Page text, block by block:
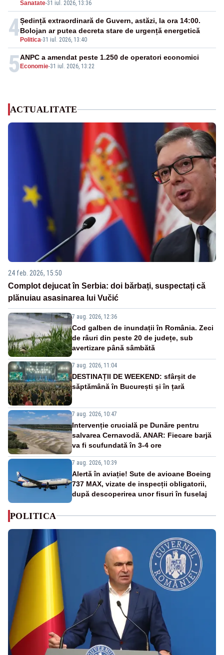
Sanatate-31 iul. 2026, 13:36
4 Politica-31 iul. 2026, 13:40
Ședință extraordinară de Guvern, astăzi, la ora 14:00.
Bolojan ar putea decreta stare de urgență energetică
5 Economie-31 iul. 2026, 13:22
ANPC a amendat peste 1.250 de operatori economici
ACTUALITATE
24 feb. 2026, 15:50
Complot dejucat în Serbia: doi bărbați, suspectați că
plănuiau asasinarea lui Vučić
7 aug. 2026, 12:36
Cod galben de inundații în România. Zeci
de râuri din peste 20 de județe, sub
avertizare până sâmbătă
7 aug. 2026, 11:04
DESTINAȚII DE WEEKEND: sfârșit de
săptămână în București și în țară
7 aug. 2026, 10:47
Intervenție crucială pe Dunăre pentru
salvarea Cernavodă. ANAR: Fiecare barjă
va fi scufundată în 3-4 ore
7 aug. 2026, 10:39
Alertă în aviație! Sute de avioane Boeing
737 MAX, vizate de inspecții obligatorii,
după descoperirea unor fisuri în fuselaj
POLITICA